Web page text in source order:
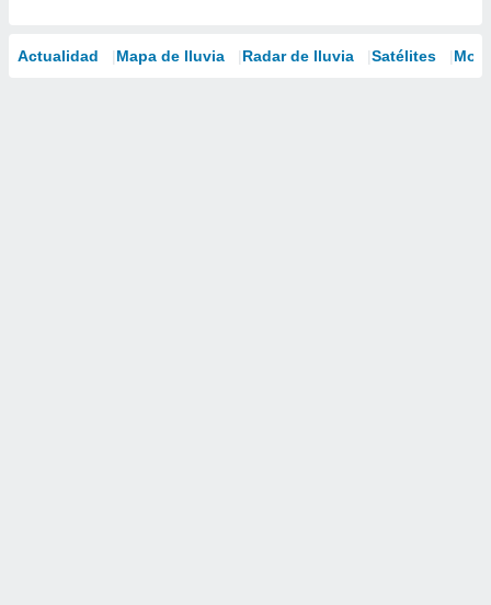
Actualidad Mapa de lluvia Radar de lluvia Satélites